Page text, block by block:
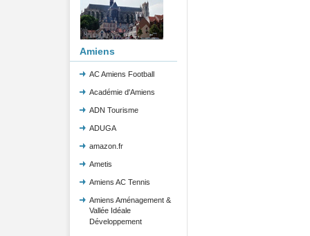
Amiens
AC Amiens Football
Académie d'Amiens
ADN Tourisme
ADUGA
amazon.fr
Ametis
Amiens AC Tennis
Amiens Aménagement &
Vallée Idéale
Développement